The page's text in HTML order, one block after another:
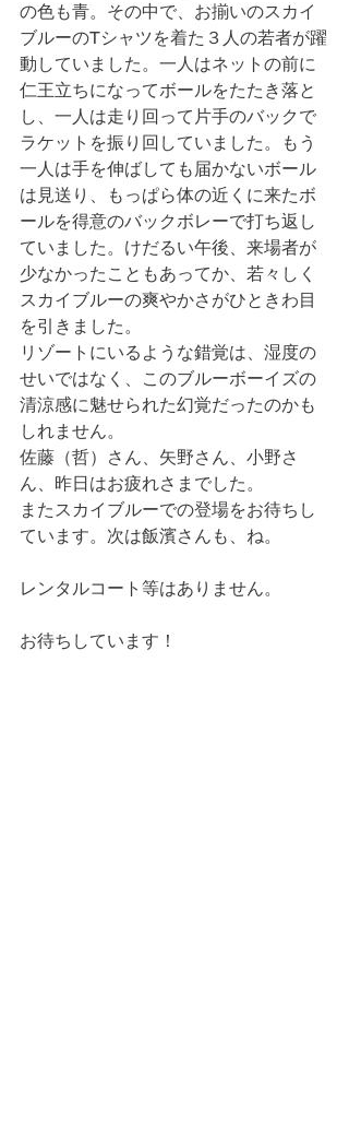
の色も青。その中で、お揃いのスカイ
ブルーのTシャツを着た３人の若者が躍
動していました。一人はネットの前に
仁王立ちになってボールをたたき落と
し、一人は走り回って片手のバックで
ラケットを振り回していました。もう
一人は手を伸ばしても届かないボール
は見送り、もっぱら体の近くに来たボ
ールを得意のバックボレーで打ち返し
ていました。けだるい午後、来場者が
少なかったこともあってか、若々しく
スカイブルーの爽やかさがひときわ目
を引きました。
リゾートにいるような錯覚は、湿度の
せいではなく、このブルーボーイズの
清涼感に魅せられた幻覚だったのかも
しれません。
佐藤（哲）さん、矢野さん、小野さ
ん、昨日はお疲れさまでした。
またスカイブルーでの登場をお待ちし
ています。次は飯濱さんも、ね。
レンタルコート等はありません。
お待ちしています！